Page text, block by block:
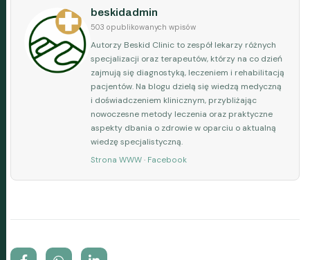
beskidadmin
503 opublikowanych wpisów
Autorzy Beskid Clinic to zespół lekarzy różnych
specjalizacji oraz terapeutów, którzy na co dzień
zajmują się diagnostyką, leczeniem i rehabilitacją
pacjentów. Na blogu dzielą się wiedzą medyczną
i doświadczeniem klinicznym, przybliżając
nowoczesne metody leczenia oraz praktyczne
aspekty dbania o zdrowie w oparciu o aktualną
wiedzę specjalistyczną.
Strona WWW · Facebook